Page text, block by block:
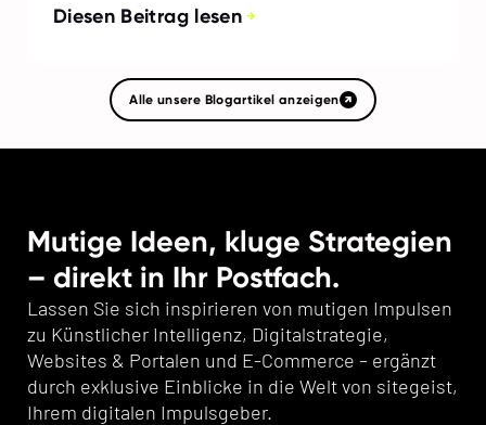
Diesen Beitrag lesen
Alle unsere Blogartikel anzeigen
Mutige Ideen, kluge Strategien
– direkt in Ihr Postfach.
Lassen Sie sich inspirieren von mutigen Impulsen
zu Künstlicher Intelligenz, Digitalstrategie,
Websites & Portalen und E-Commerce – ergänzt
durch exklusive Einblicke in die Welt von sitegeist,
Ihrem digitalen Impulsgeber.